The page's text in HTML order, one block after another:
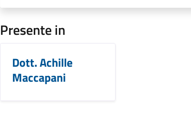
Presente in
Dott. Achille
Maccapani